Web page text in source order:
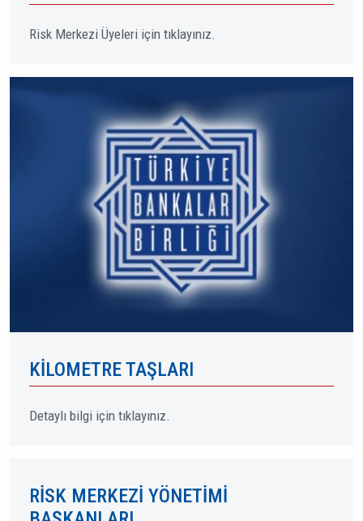
Risk Merkezi Üyeleri için tıklayınız.
KILOMETRE TAŞLARI
Detaylı bilgi için tıklayınız.
RISK MERKEZI YÖNETIMI